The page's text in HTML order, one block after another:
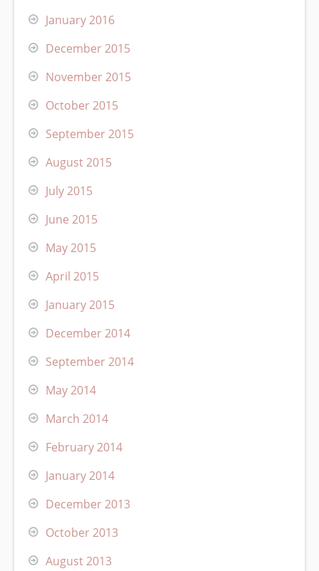
January 2016
December 2015
November 2015
October 2015
September 2015
August 2015
July 2015
June 2015
May 2015
April 2015
January 2015
December 2014
September 2014
May 2014
March 2014
February 2014
January 2014
December 2013
October 2013
August 2013